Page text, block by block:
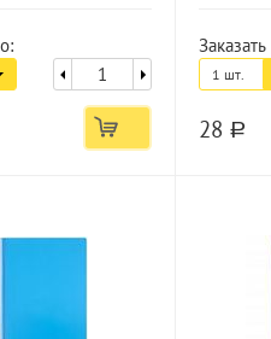
1 шт.
28 a